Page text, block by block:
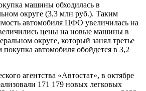
машины обходилась в
округе (3,3 млн руб.). Таким
автомобиля ЦФО увеличилась на
цены на новые машины в
округе, который занял третье
автомобиля обойдется в 3,2
агентства «Автостат», в октябре
171 179 новых легковых